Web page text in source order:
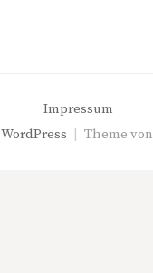
Impressum
WordPress | Theme von